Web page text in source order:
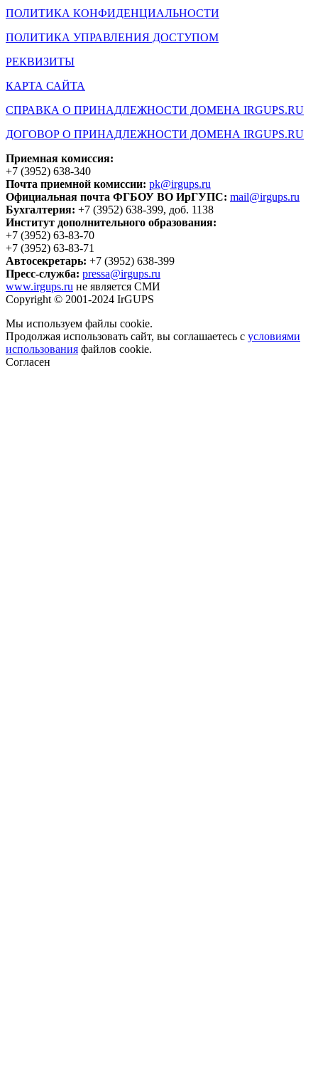
ПОЛИТИКА КОНФИДЕНЦИАЛЬНОСТИ
ПОЛИТИКА УПРАВЛЕНИЯ ДОСТУПОМ
РЕКВИЗИТЫ
КАРТА САЙТА
СПРАВКА О ПРИНАДЛЕЖНОСТИ ДОМЕНА IRGUPS.RU
ДОГОВОР О ПРИНАДЛЕЖНОСТИ ДОМЕНА IRGUPS.RU
Приемная комиссия:
+7 (3952) 638-340
Почта приемной комиссии: pk@irgups.ru
Официальная почта ФГБОУ ВО ИрГУПС: mail@irgups.ru
Бухгалтерия: +7 (3952) 638-399, доб. 1138
Институт дополнительного образования:
+7 (3952) 63-83-70
+7 (3952) 63-83-71
Автосекретарь: +7 (3952) 638-399
Пресс-служба: pressa@irgups.ru
www.irgups.ru не является СМИ
Copyright © 2001-2024 IrGUPS
Мы используем файлы cookie.
Продолжая использовать сайт, вы соглашаетесь с условиями
использования файлов cookie.
Согласен